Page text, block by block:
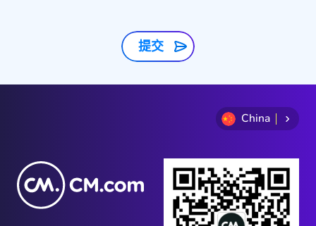
提交
China